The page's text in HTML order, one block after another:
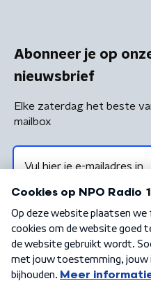
Abonneer je op
nieuwsbrief
Elke zaterdag het beste
mailbox
Algemene voorwaarden